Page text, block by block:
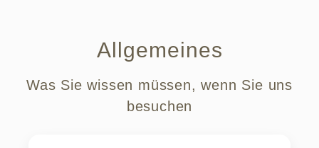
Allgemeines
Was Sie wissen müssen, wenn Sie uns
besuchen